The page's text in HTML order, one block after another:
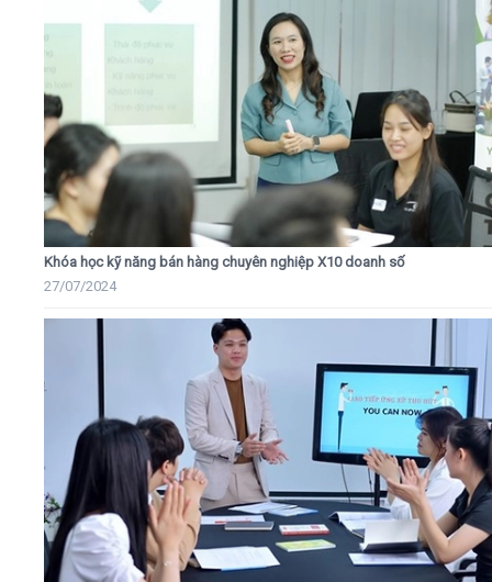
Khóa học kỹ năng bán hàng chuyên nghiệp X10 doanh số
27/07/2024